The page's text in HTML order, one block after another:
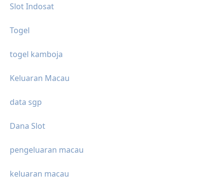
Slot Indosat
Togel
togel kamboja
Keluaran Macau
data sgp
Dana Slot
pengeluaran macau
keluaran macau